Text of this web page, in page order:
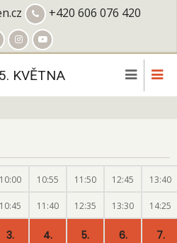
+420 606 076 420
KVĚTNA
10:00 10:55 11:50 12:45 13:40
10:45 11:40 12:35 13:30 14:25
3. 4. 5. 6. 7.